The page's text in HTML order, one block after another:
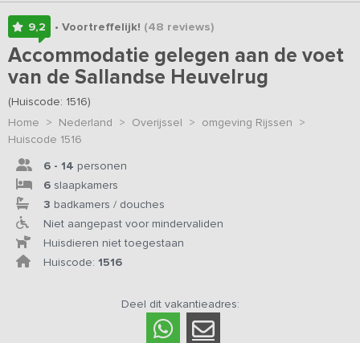
9,2 • Voortreffelijk! (48 reviews)
Accommodatie gelegen aan de voet
van de Sallandse Heuvelrug
(Huiscode: 1516)
Home > Nederland > Overijssel > omgeving Rijssen >
Huiscode 1516
6 - 14 personen
6 slaapkamers
3 badkamers / douches
Niet aangepast voor mindervaliden
Huisdieren niet toegestaan
Huiscode: 1516
Deel dit vakantieadres: